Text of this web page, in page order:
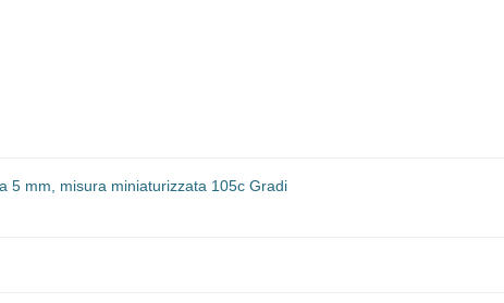
5 mm, misura miniaturizzata 105c Gradi